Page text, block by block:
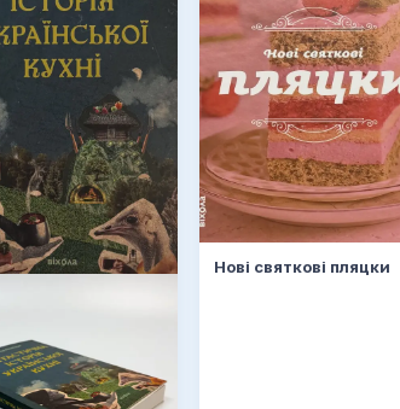
Нові святкові пляцки